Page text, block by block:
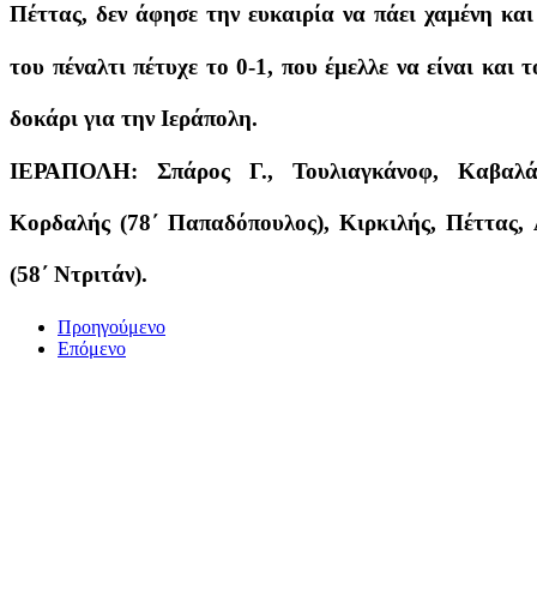
Πέττας, δεν άφησε την ευκαιρία να πάει χαμένη
του πέναλτι πέτυχε το 0-1, που έμελλε να είναι και
δοκάρι για την Ιεράπολη.
ΙΕΡΑΠΟΛΗ: Σπάρος Γ., Τουλιαγκάνοφ,
Κορδαλής (78΄ Παπαδόπουλος), Κιρκιλής,
(58΄ Ντριτάν).
Προηγούμενο
Επόμενο